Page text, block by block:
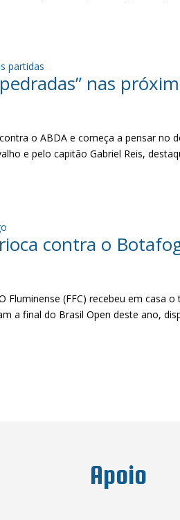
nas
o ABDA e começa a pensar no
e pelo capitão Gabriel Reis,
contra o
(FFC) recebeu em casa
a final do Brasil Open deste ano,
Apoio